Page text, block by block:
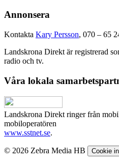
Annonsera
Kontakta Kary Persson, 070 – 65
Landskrona Direkt är registrerad
radio och tv.
Våra lokala
Landskrona Direkt ringer från
mobiloperatören
www.sstnet.se.
© 2026 Zebra Media HB Cookie